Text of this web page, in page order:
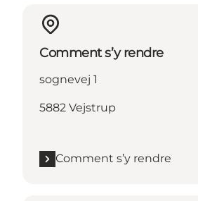
Comment s’y rendre
sognevej 1
5882 Vejstrup
Comment s’y rendre